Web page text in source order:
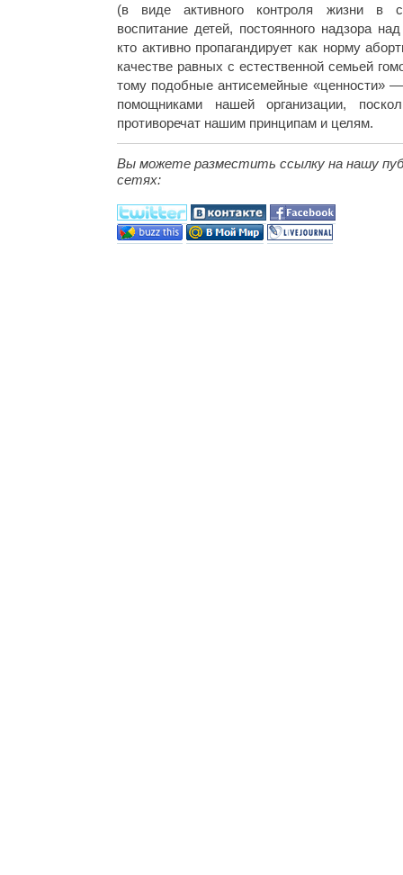
(в виде активного контроля жизни в
воспитание детей, постоянного надзора
кто активно пропагандирует как норму
качестве равных с естественной семьей
тому подобные антисемейные «ценности»
помощниками нашей организации,
противоречат нашим принципам и целям.
Вы можете разместить ссылку на нашу
сетях: